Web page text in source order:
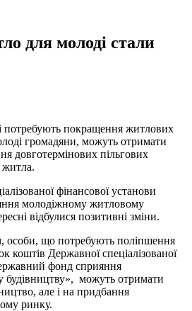
для молоді стали
потребують покращення житлових
громадяни, можуть отримати
довготермінових пільгових
житла.
фінансової установи
молодіжному житловому
відбулися позитивні зміни.
особи, що потребують поліпшення
коштів Державної спеціалізованої
фонд сприяння
можуть отримати
але і на придбання
ринку.